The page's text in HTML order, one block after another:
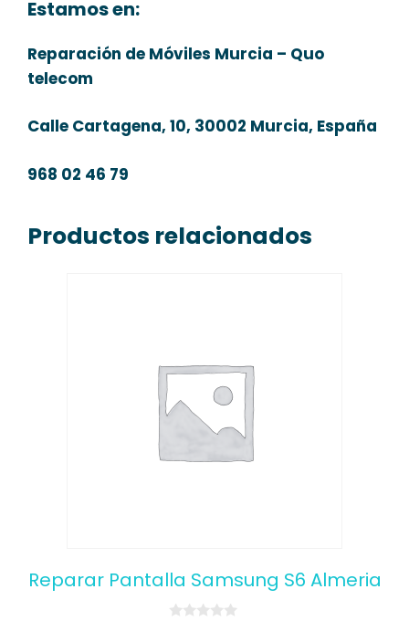
Estamos en:
Reparación de Móviles Murcia – Quo
telecom
Calle Cartagena, 10, 30002 Murcia, España
968 02 46 79
Productos relacionados
Reparar Pantalla Samsung S6 Almeria